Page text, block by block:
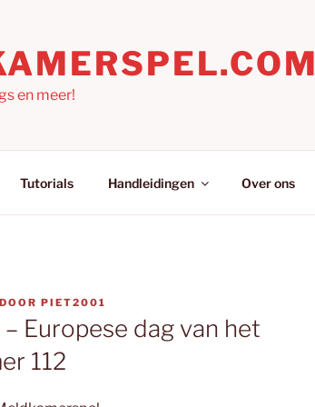
en meer!
Tutorials Handleidingen Over ons
DOOR PIET2001
Europese dag van het
112